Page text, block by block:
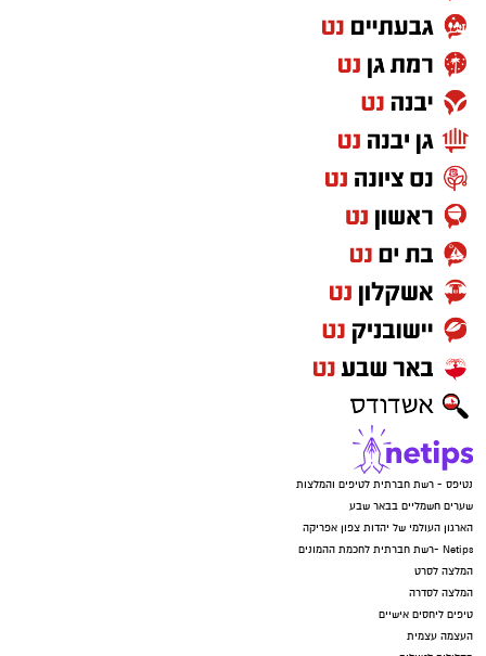
נטיפס - רשת חברתית לטיפים והמלצות
שערים חשמליים בבאר שבע
הארגון העולמי של יהדות צפון אפריקה
Netips -רשת חברתית לחכמת ההמונים
המלצה לסרט
המלצה לסדרה
טיפים ליחסים אישיים
העצמה עצמית